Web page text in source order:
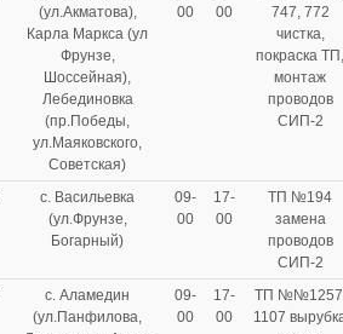
(ул.Акматова),
Карла Маркса (ул
Фрунзе,
Шоссейная),
Лебединовка
(пр.Победы,
ул.Маяковского,
Советская)
00
00
747, 772
чистка,
покраска ТП,
монтаж
проводов
СИП-2
с. Васильевка
(ул.Фрунзе,
Богарный)
09-
00
17-
00
ТП №194
замена
проводов
СИП-2
с. Аламедин
(ул.Панфилова,
09-
00
17-
00
ТП
1107